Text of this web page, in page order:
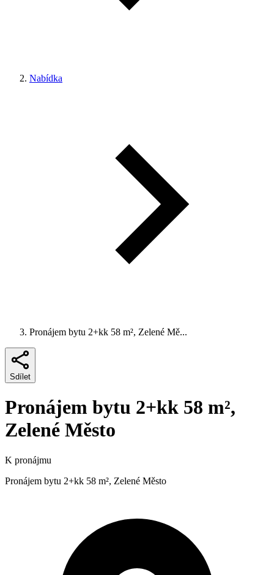
Nabídka
Pronájem bytu 2+kk 58 m², Zelené Mě...
Sdílet
Pronájem bytu 2+kk 58 m²,
Zelené Město
K pronájmu
Pronájem bytu 2+kk 58 m², Zelené Město